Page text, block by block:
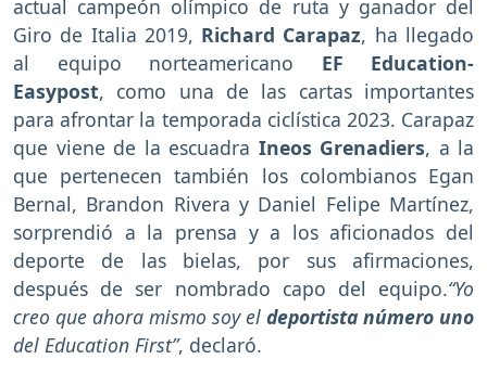
actual campeón olímpico de ruta y ganador del
Giro de Italia 2019, Richard Carapaz, ha llegado
al equipo norteamericano EF Education-
Easypost, como una de las cartas importantes
para afrontar la temporada ciclística 2023. Carapaz
que viene de la escuadra Ineos Grenadiers, a la
que pertenecen también los colombianos Egan
Bernal, Brandon Rivera y Daniel Felipe Martínez,
sorprendió a la prensa y a los aficionados del
deporte de las bielas, por sus afirmaciones,
después de ser nombrado capo del equipo.“Yo
creo que ahora mismo soy el deportista número uno
del Education First”, declaró.